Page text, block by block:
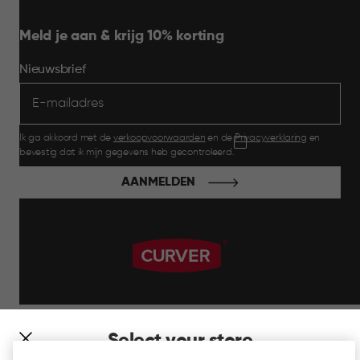
Select your store
Meld je aan & krijg 10% korting
Nieuwsbrief
Ik ga akkoord met de verkoopvoorwaarden en dePrivacyverklaring en
bevestig dat ik mijn gegevens heb gecontroleerd.
AANMELDEN